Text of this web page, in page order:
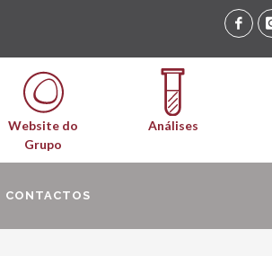
Website do
Grupo
Análises
CONTACTOS